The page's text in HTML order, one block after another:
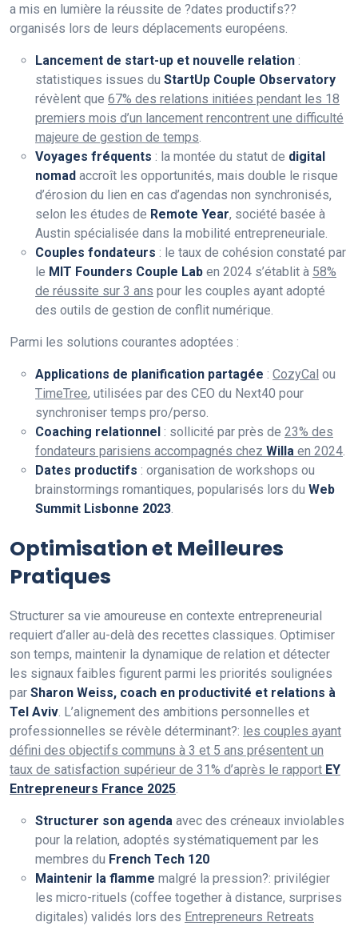
a mis en lumière la réussite de ?dates productifs??
organisés lors de leurs déplacements européens.
Lancement de start-up et nouvelle relation :
statistiques issues du StartUp Couple Observatory
révèlent que 67% des relations initiées pendant les 18
premiers mois d’un lancement rencontrent une difficulté
majeure de gestion de temps.
Voyages fréquents : la montée du statut de digital
nomad accroît les opportunités, mais double le risque
d’érosion du lien en cas d’agendas non synchronisés,
selon les études de Remote Year, société basée à
Austin spécialisée dans la mobilité entrepreneuriale.
Couples fondateurs : le taux de cohésion constaté par
le MIT Founders Couple Lab en 2024 s’établit à 58%
de réussite sur 3 ans pour les couples ayant adopté
des outils de gestion de conflit numérique.
Parmi les solutions courantes adoptées :
Applications de planification partagée : CozyCal ou
TimeTree, utilisées par des CEO du Next40 pour
synchroniser temps pro/perso.
Coaching relationnel : sollicité par près de 23% des
fondateurs parisiens accompagnés chez Willa en 2024.
Dates productifs : organisation de workshops ou
brainstormings romantiques, popularisés lors du Web
Summit Lisbonne 2023.
Optimisation et Meilleures
Pratiques
Structurer sa vie amoureuse en contexte entrepreneurial
requiert d’aller au-delà des recettes classiques. Optimiser
son temps, maintenir la dynamique de relation et détecter
les signaux faibles figurent parmi les priorités soulignées
par Sharon Weiss, coach en productivité et relations à
Tel Aviv. L’alignement des ambitions personnelles et
professionnelles se révèle déterminant?: les couples ayant
défini des objectifs communs à 3 et 5 ans présentent un
taux de satisfaction supérieur de 31% d’après le rapport EY
Entrepreneurs France 2025.
Structurer son agenda avec des créneaux inviolables
pour la relation, adoptés systématiquement par les
membres du French Tech 120
Maintenir la flamme malgré la pression?: privilégier
les micro-rituels (coffee together à distance, surprises
digitales) validés lors des Entrepreneurs Retreats